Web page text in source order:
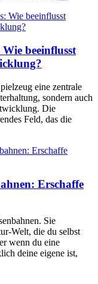
Wie beeinflusst
eine zentrale
sondern auch
Die
Feld, das die
Erschaffe
Sie
Welt, die du selbst
wenn du eine
deine eigene ist,